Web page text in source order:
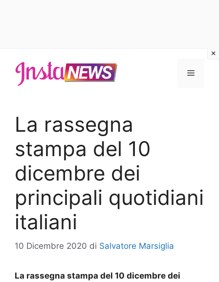
contenuto
Menu
La rassegna
stampa del 10
dicembre dei
principali quotidiani
italiani
10 Dicembre 2020 di Salvatore Marsiglia
La rassegna stampa del 10 dicembre dei